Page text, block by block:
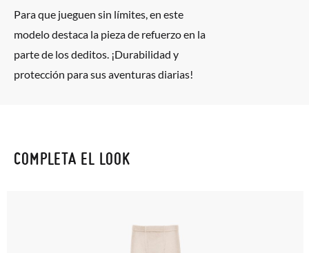
Para que jueguen sin límites, en este
modelo destaca la pieza de refuerzo en la
parte de los deditos. ¡Durabilidad y
protección para sus aventuras diarias!
COMPLETA EL LOOK